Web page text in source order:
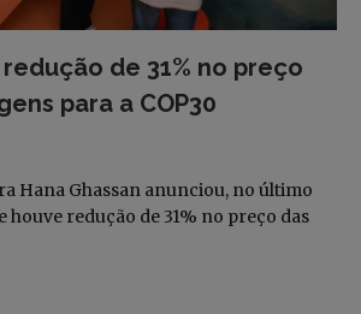
de 31% no preço
para a COP30
Hana Ghassan anunciou, no último
houve redução de 31% no preço das